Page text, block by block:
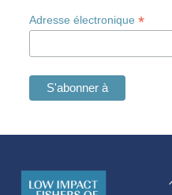
Adresse électronique*